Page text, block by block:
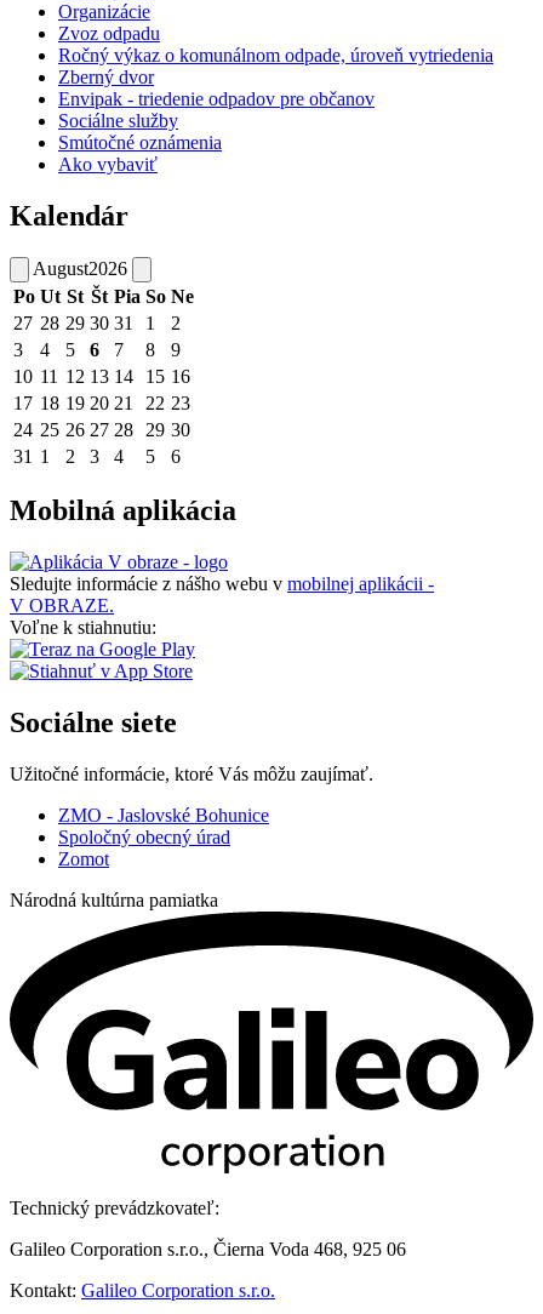
Organizácie
Zvoz odpadu
Ročný výkaz o komunálnom odpade, úroveň vytriedenia
Zberný dvor
Envipak - triedenie odpadov pre občanov
Sociálne služby
Smútočné oznámenia
Ako vybaviť
Kalendár
August2026
Po Ut St Št Pia So Ne
27 28 29 30 31 1
2
3
4 5 6 7 8
9
10 11 12 13 14 15 16
17 18 19 20 21 22 23
24 25 26 27 28 29 30
31 1 2 3 4 5 6
Mobilná aplikácia
Sledujte informácie z nášho webu v mobilnej aplikácii -
V OBRAZE.
Voľne k stiahnutiu:
Sociálne siete
Užitočné informácie, ktoré Vás môžu zaujímať.
ZMO - Jaslovské Bohunice
Spoločný obecný úrad
Zomot
Národná kultúrna pamiatka
Technický prevádzkovateľ:
Galileo Corporation s.r.o., Čierna Voda 468, 925 06
Kontakt: Galileo Corporation s.r.o.